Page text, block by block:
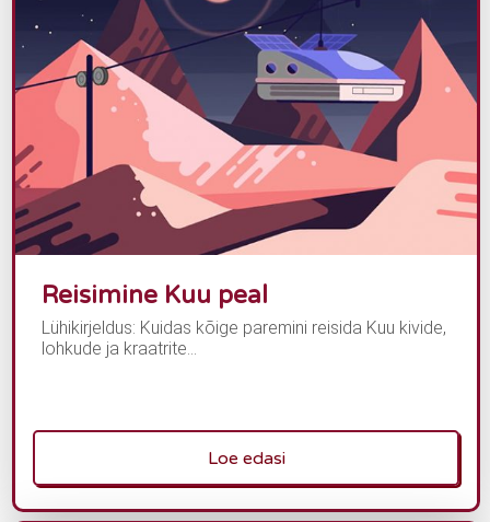
Reisimine Kuu peal
Lühikirjeldus: Kuidas kõige paremini reisida Kuu kivide,
lohkude ja kraatrite...
Loe edasi